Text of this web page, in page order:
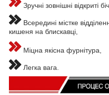
Зручні зовнішні відкриті
Всередині містке
кишеня на блискавці,
Міцна якісна фурнітура,
Легка вага.